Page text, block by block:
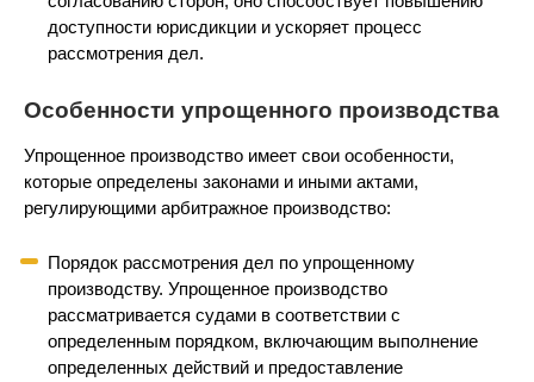
доступности юрисдикции и ускоряет процесс
рассмотрения дел.
Особенности упрощенного производства
Упрощенное производство имеет свои особенности,
которые определены законами и иными актами,
регулирующими арбитражное производство:
Порядок рассмотрения дел по упрощенному
производству. Упрощенное производство
рассматривается судами в соответствии с
определенным порядком, включающим выполнение
определенных действий и предоставление